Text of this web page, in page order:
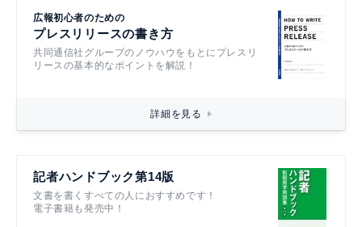
広報初心者のための
プレスリリースの書き方
共同通信社グループのノウハウをもとにプレスリ
リースの基本的なポイントを解説！
詳細を見る
記者ハンドブック第14版
文書を書くすべての人におすすめです！
電子書籍も発売中！